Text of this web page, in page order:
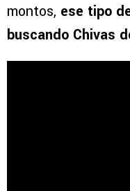
montos, ese tipo
buscando Chivas